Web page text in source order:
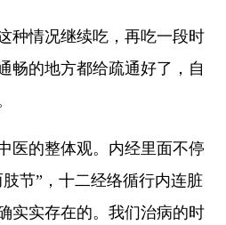
种情况继续吃，再吃一段时
畅的地方都给疏通好了，自
医的整体观。内经里面不停
节”，十二经络循行内连脏
实实存在的。我们治病的时